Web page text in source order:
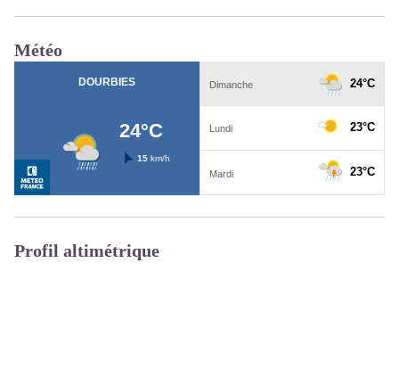
Météo
Profil altimétrique